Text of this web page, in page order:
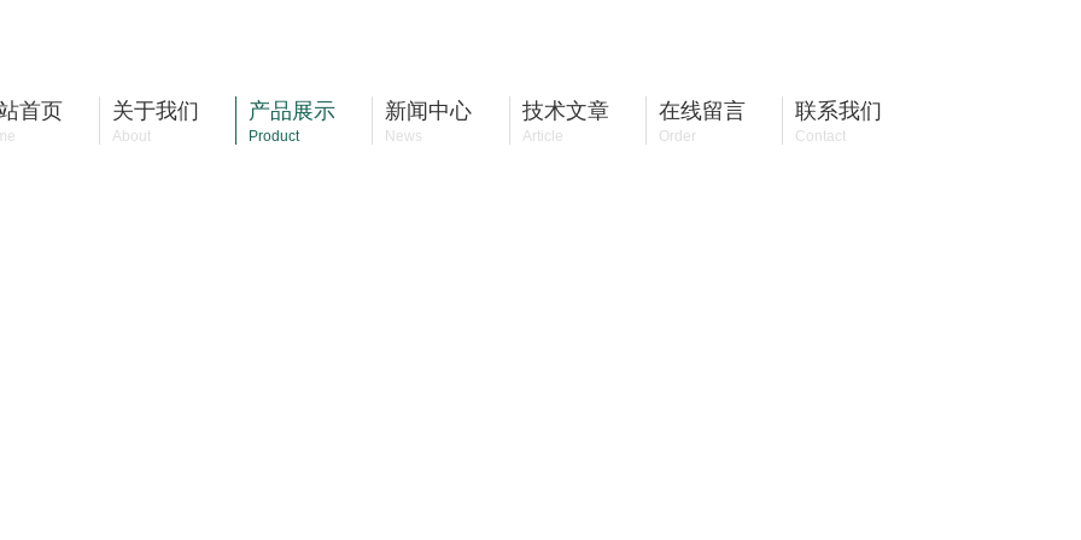
首页 关于我们
About
产品展示
Product
新闻中心
News
技术文章
Article
在线留言
Order
联系我们
Contact